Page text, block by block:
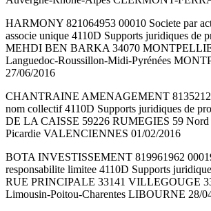
HARMONY 821064953 00010 Societe par
associe unique 4110D Supports juridiques de
MEHDI BEN BARKA 34070
Languedoc-Roussillon-Midi-Pyrénées
27/06/2016
CHANTRAINE AMENAGEMENT
nom collectif 4110D Supports juridiques de
DE LA CAISSE 59226 RUMEGIES 59 Nord
Picardie VALENCIENNES 01/02/2016
BOTA INVESTISSEMENT 819961962
responsabilite limitee 4110D Supports
RUE PRINCIPALE 33141 VILLEGOUGE
Limousin-Poitou-Charentes LIBOURNE 28/